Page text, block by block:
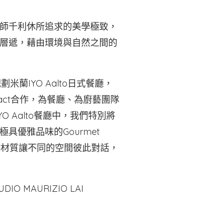
千利休所追求的美學極致，
遞，藉由環境與自然之間的
米蘭IYO Aalto日式餐廳，
合作，為餐廳、為廚藝團隊
Aalto餐廳中，我們特別將
具優雅品味的Gourmet
質讓不同的空間彼此對話，